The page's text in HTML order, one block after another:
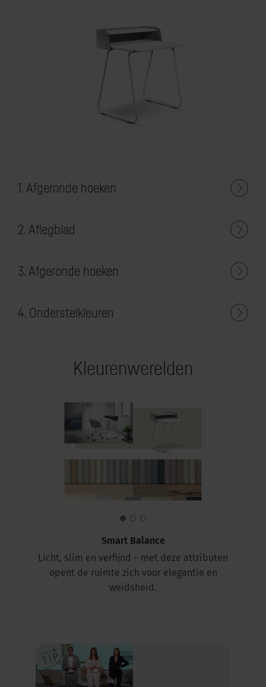
1. Afgeronde hoeken
2. Aflegblad
3. Afgeronde hoeken
4. Onderstelkleuren
Kleurenwerelden
Smart Balance
Licht, slim en verfijnd – met deze attributen
opent de ruimte zich voor elegantie en
weidsheid.